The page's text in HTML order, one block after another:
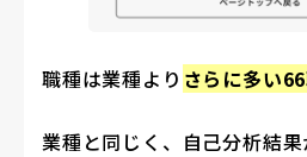
職種は業種より さらに多い
業種と同じく、自己分析結